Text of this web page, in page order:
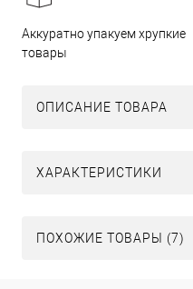
Аккуратно упакуем хрупкие
товары
ОПИСАНИЕ ТОВАРА
ХАРАКТЕРИСТИКИ
ПОХОЖИЕ ТОВАРЫ (7)